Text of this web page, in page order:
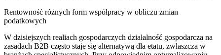
Rentowność różnych form współpracy w obliczu zmian
podatkowych
W dzisiejszych realiach gospodarczych działalność gospodarcza na
zasadach B2B często staje się alternatywą dla etatu, zwłaszcza w